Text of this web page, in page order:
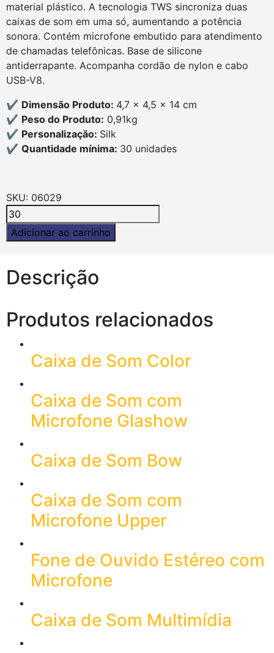
material plástico. A tecnologia TWS sincroniza duas
caixas de som em uma só, aumentando a potência
sonora. Contém microfone embutido para atendimento
de chamadas telefônicas. Base de silicone
antiderrapante. Acompanha cordão de nylon e cabo
USB-V8.
✔ Dimensão Produto: 4,7 x 4,5 x 14 cm
✔ Peso do Produto: 0,91kg
✔ Personalização: Silk
✔ Quantidade mínima: 30 unidades
SKU: 06029
Adicionar ao carrinho
Descrição
Produtos relacionados
Caixa de Som Color
Caixa de Som com
Microfone Glashow
Caixa de Som Bow
Caixa de Som com
Microfone Upper
Fone de Ouvido Estéreo com
Microfone
Caixa de Som Multimídia